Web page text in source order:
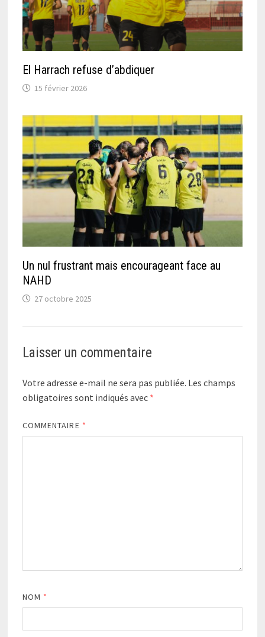
El Harrach refuse d’abdiquer
15 février 2026
Un nul frustrant mais encourageant face au
NAHD
27 octobre 2025
Laisser un commentaire
Votre adresse e-mail ne sera pas publiée. Les champs
obligatoires sont indiqués avec *
COMMENTAIRE *
NOM *